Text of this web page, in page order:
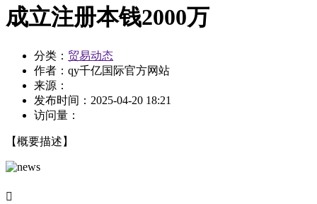
成立注册本钱2000万
分类： 贸易动态
作者： qy千亿国际官方网站
来源：
发布时间： 2025-04-20 18:21
访问量：
【概要描述】
